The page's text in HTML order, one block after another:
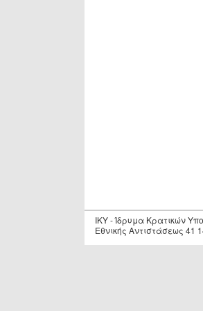
IKY - Ίδρυμα Κρατικών
Εθνικής Αντιστάσεως 41